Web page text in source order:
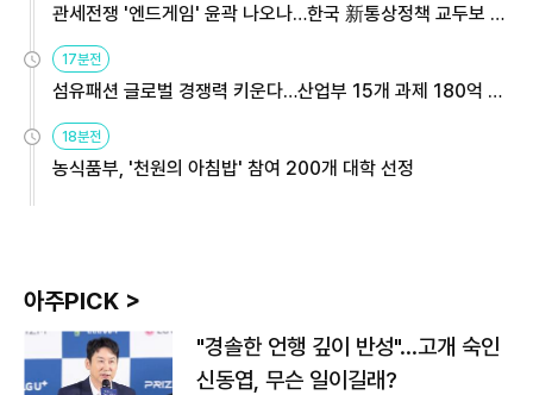
관세전쟁 '엔드게임' 윤곽 나오나…한국 新통상정책 교두보 활
용해야
17분전
섬유패션 글로벌 경쟁력 키운다…산업부 15개 과제 180억 지
원
18분전
농식품부, '천원의 아침밥' 참여 200개 대학 선정
아주PICK >
"경솔한 언행 깊이 반성"…고개 숙인
신동엽, 무슨 일이길래?